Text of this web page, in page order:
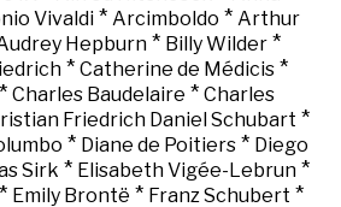
Vivaldi* Arcimboldo * Arthur
Hepburn * Billy Wilder *
* Catherine de Médicis*
* Charles Baudelaire * Charles
Friedrich Daniel Schubart *
* Diane de Poitiers * Diego
Sirk * Elisabeth Vigée-Lebrun*
* Emily Brontë * Franz Schubert *